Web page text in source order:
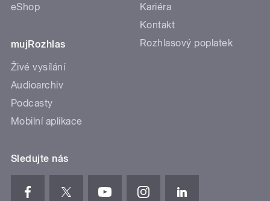
eShop
mujRozhlas
Živé vysílání
Audioarchiv
Podcasty
Mobilní aplikace
Kariéra
Kontakt
Rozhlasový poplatek
Sledujte nás